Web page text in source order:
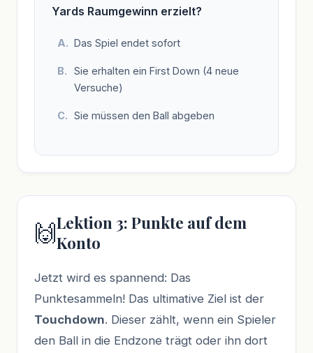
Yards Raumgewinn erzielt?
Das Spiel endet sofort
Sie erhalten ein First Down (4 neue
Versuche)
Sie müssen den Ball abgeben
🙌Lektion 3: Punkte auf dem
Konto
Jetzt wird es spannend: Das
Punktesammeln! Das ultimative Ziel ist der
Touchdown. Dieser zählt, wenn ein Spieler
den Ball in die Endzone trägt oder ihn dort